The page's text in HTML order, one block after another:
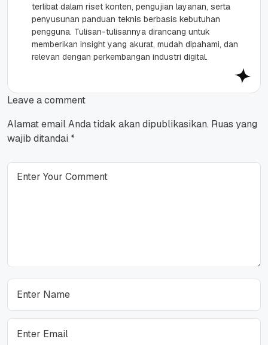
terlibat dalam riset konten, pengujian layanan, serta
penyusunan panduan teknis berbasis kebutuhan
pengguna. Tulisan-tulisannya dirancang untuk
memberikan insight yang akurat, mudah dipahami, dan
relevan dengan perkembangan industri digital.
Leave a comment
Alamat email Anda tidak akan dipublikasikan. Ruas yang
wajib ditandai *